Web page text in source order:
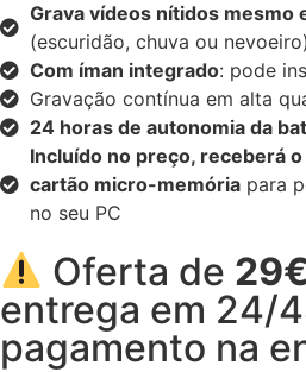
Grava vídeos nítidos mesmo
(escuridão, chuva ou nevoeiro)
Com íman integrado: pode
Gravação contínua em alta
24 horas de autonomia da
Incluído no preço, receberá
cartão micro-memória para
no seu PC
Oferta de 29€
entrega em 24/
pagamento na